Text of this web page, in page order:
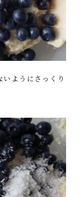
ようにさっくり